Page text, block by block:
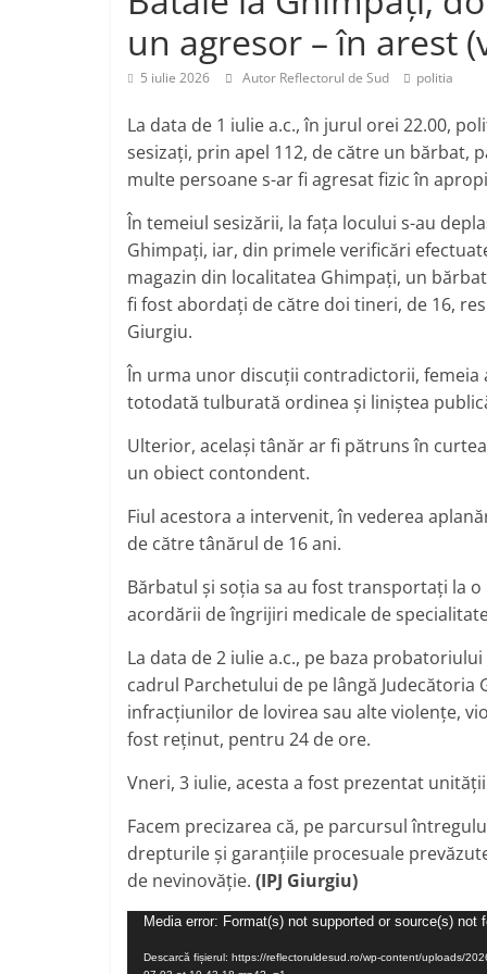
un agresor – în arest
5 iulie 2026 Autor Reflectorul de Sud politia
La data de 1 iulie a.c., în jurul orei 22.00,
sesizați, prin apel 112, de către un bărbat,
multe persoane s-ar fi agresat fizic în
În temeiul sesizării, la fața locului s-au
Ghimpați, iar, din primele verificări
magazin din localitatea Ghimpați, un
fi fost abordați de către doi tineri, de 16,
Giurgiu.
În urma unor discuții contradictorii, femeia
totodată tulburată ordinea și liniștea
Ulterior, același tânăr ar fi pătruns în
un obiect contondent.
Fiul acestora a intervenit, în vederea
de către tânărul de 16 ani.
Bărbatul și soția sa au fost transportați la
acordării de îngrijiri medicale de
La data de 2 iulie a.c., pe baza
cadrul Parchetului de pe lângă
infracțiunilor de lovirea sau alte violențe,
fost reținut, pentru 24 de ore.
Vneri, 3 iulie, acesta a fost prezentat
Facem precizarea că, pe parcursul
drepturile și garanțiile procesuale
de nevinovăție. (IPJ Giurgiu)
Player
video
Media error: Format(s) not supported or source(s) not
Descarcă fișierul: https://reflectoruldesud.ro/wp-content/uploads/